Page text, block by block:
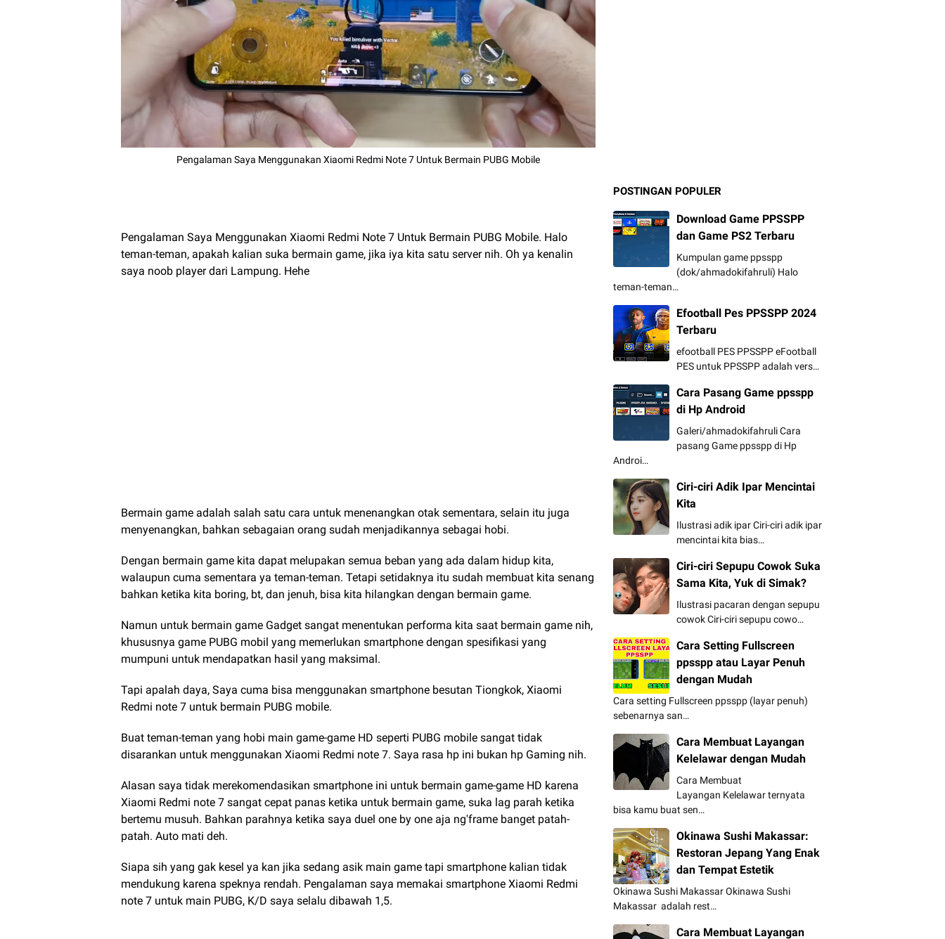
Pengalaman Saya Menggunakan Xiaomi Redmi Note 7 Untuk Bermain PUBG Mobile
Pengalaman Saya Menggunakan Xiaomi Redmi Note 7 Untuk Bermain PUBG Mobile. Halo
teman-teman, apakah kalian suka bermain game, jika iya kita satu server nih. Oh ya kenalin
saya noob player dari Lampung. Hehe
Bermain game adalah salah satu cara untuk menenangkan otak sementara, selain itu juga
menyenangkan, bahkan sebagaian orang sudah menjadikannya sebagai hobi.
Dengan bermain game kita dapat melupakan semua beban yang ada dalam hidup kita,
walaupun cuma sementara ya teman-teman. Tetapi setidaknya itu sudah membuat kita senang
bahkan ketika kita boring, bt, dan jenuh, bisa kita hilangkan dengan bermain game.
Namun untuk bermain game Gadget sangat menentukan performa kita saat bermain game nih,
khususnya game PUBG mobil yang memerlukan smartphone dengan spesifikasi yang
mumpuni untuk mendapatkan hasil yang maksimal.
Tapi apalah daya, Saya cuma bisa menggunakan smartphone besutan Tiongkok, Xiaomi
Redmi note 7 untuk bermain PUBG mobile.
Buat teman-teman yang hobi main game-game HD seperti PUBG mobile sangat tidak
disarankan untuk menggunakan Xiaomi Redmi note 7. Saya rasa hp ini bukan hp Gaming nih.
Alasan saya tidak merekomendasikan smartphone ini untuk bermain game-game HD karena
Xiaomi Redmi note 7 sangat cepat panas ketika untuk bermain game, suka lag parah ketika
bertemu musuh. Bahkan parahnya ketika saya duel one by one aja ng'frame banget patah-
patah. Auto mati deh.
Siapa sih yang gak kesel ya kan jika sedang asik main game tapi smartphone kalian tidak
mendukung karena speknya rendah. Pengalaman saya memakai smartphone Xiaomi Redmi
note 7 untuk main PUBG, K/D saya selalu dibawah 1,5.
POSTINGAN POPULER
Download Game PPSSPP
dan Game PS2 Terbaru
Kumpulan game ppsspp
(dok/ahmadokifahruli) Halo
teman-teman…
Efootball Pes PPSSPP 2024
Terbaru
efootball PES PPSSPP eFootball
PES untuk PPSSPP adalah vers…
Cara Pasang Game ppsspp
di Hp Android
Galeri/ahmadokifahruli Cara
pasang Game ppsspp di Hp
Androi…
Ciri-ciri Adik Ipar Mencintai
Kita
Ilustrasi adik ipar Ciri-ciri adik ipar
mencintai kita bias…
Ciri-ciri Sepupu Cowok Suka
Sama Kita, Yuk di Simak?
Ilustrasi pacaran dengan sepupu
cowok Ciri-ciri sepupu cowo…
Cara Setting Fullscreen
ppsspp atau Layar Penuh
dengan Mudah
Cara setting Fullscreen ppsspp (layar penuh)
sebenarnya san…
Cara Membuat Layangan
Kelelawar dengan Mudah
Cara Membuat
Layangan Kelelawar ternyata
bisa kamu buat sen…
Okinawa Sushi Makassar:
Restoran Jepang Yang Enak
dan Tempat Estetik
Okinawa Sushi Makassar Okinawa Sushi
Makassar adalah rest…
Cara Membuat Layangan